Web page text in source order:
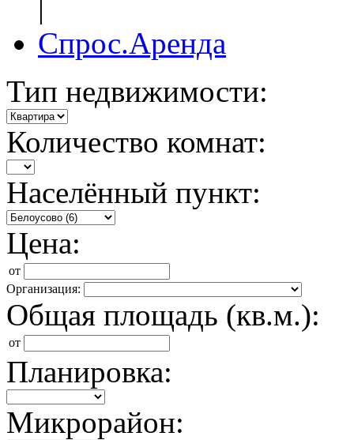
|
Спрос.Аренда
Тип недвижимости:
Количество комнат:
Населённый пункт:
Цена:
от
Организация:
Общая площадь (кв.м.):
от
Планировка:
Микрорайон: